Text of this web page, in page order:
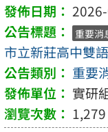
重要消
市立新莊高中雙
重要
實研
1,279